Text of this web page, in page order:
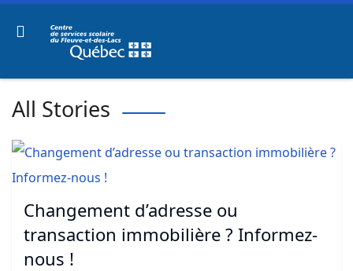
All Stories
Changement d’adresse ou
transaction immobilière ? Informez-
nous !